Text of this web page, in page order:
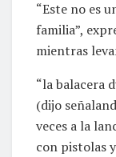
“Este no es
familia”,
mientras
“la balacera
(dijo
veces a la
con pistolas